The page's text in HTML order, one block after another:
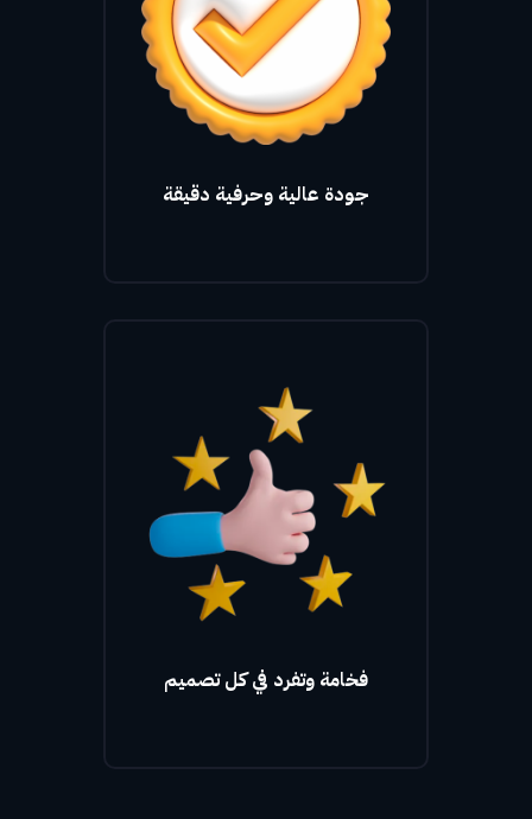
جودة عالية وحرفية دقيقة
فخامة وتفرد في كل تصميم